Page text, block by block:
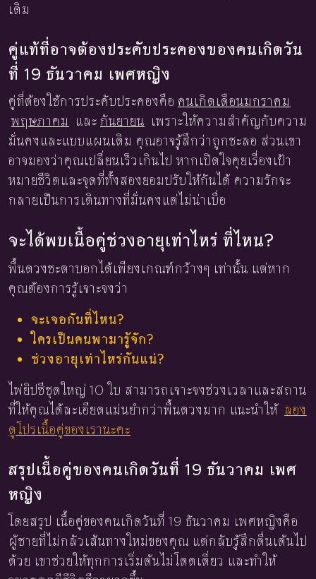
เดิม
คู่แท้ที่อาจต้องประคับประคองของคนเกิดวัน
ที่ 19 ธันวาคม เพศหญิง
คู่ที่ต้องใช้การประคับประคองคือ คนเกิดเดือนมกราคม
พฤษภาคม และ กันยายน เพราะให้ความสำคัญกับความ
มั่นคงและแบบแผนเดิม คุณอาจรู้สึกว่าถูกชะลอ ส่วนเขา
อาจมองว่าคุณเปลี่ยนเร็วเกินไป หากเปิดใจคุยเรื่องเป้า
หมายชีวิตและจุดที่ทั้งสองยอมปรับให้กันได้ ความรักจะ
กลายเป็นการเดินทางที่มั่นคงแต่ไม่น่าเบื่อ
จะได้พบเนื้อคู่ช่วงอายุเท่าไหร่ ที่ไหน?
พื้นดวงชะตาบอกได้เพียงเกณฑ์กว้างๆ เท่านั้น แต่หาก
คุณต้องการรู้เจาะจงว่า
จะเจอกันที่ไหน?
ใครเป็นคนพามารู้จัก?
ช่วงอายุเท่าไหร่กันแน่?
ไพ่ยิปซีชุดใหญ่ 10 ใบ สามารถเจาะจงช่วงเวลาและสถาน
ที่ให้คุณได้ละเอียดแม่นยำกว่าพื้นดวงมาก แนะนำให้ ลอง
ดูโปรเนื้อคู่ของเรานะคะ
สรุปเนื้อคู่ของคนเกิดวันที่ 19 ธันวาคม เพศ
หญิง
โดยสรุป เนื้อคู่ของคนเกิดวันที่ 19 ธันวาคม เพศหญิงคือ
ผู้ชายที่ไม่กลัวเส้นทางใหม่ของคุณ แต่กลับรู้สึกตื่นเต้นไป
ด้วย เขาช่วยให้ทุกการเริ่มต้นไม่โดดเดี่ยว และทำให้